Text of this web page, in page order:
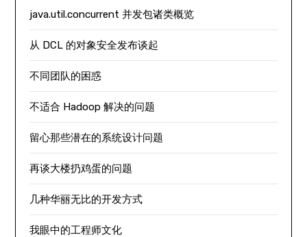
java.util.concurrent 并发包诸类概览
从 DCL 的对象安全发布谈起
不同团队的困惑
不适合 Hadoop 解决的问题
留心那些潜在的系统设计问题
再谈大楼扔鸡蛋的问题
几种华丽无比的开发方式
我眼中的工程师文化